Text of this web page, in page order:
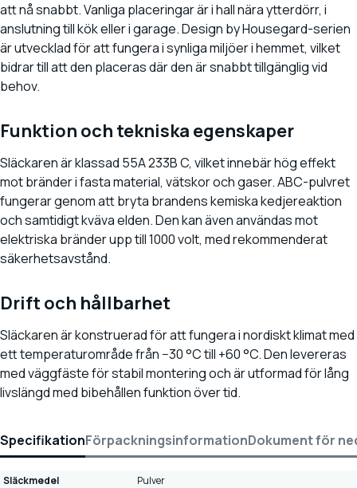
att nå snabbt. Vanliga placeringar är i hall nära ytterdörr, i
anslutning till kök eller i garage. Design by Housegard-serien
är utvecklad för att fungera i synliga miljöer i hemmet, vilket
bidrar till att den placeras där den är snabbt tillgänglig vid
behov.
Funktion och tekniska egenskaper
Släckaren är klassad 55A 233B C, vilket innebär hög effekt
mot bränder i fasta material, vätskor och gaser. ABC-pulvret
fungerar genom att bryta brandens kemiska kedjereaktion
och samtidigt kväva elden. Den kan även användas mot
elektriska bränder upp till 1000 volt, med rekommenderat
säkerhetsavstånd.
Drift och hållbarhet
Släckaren är konstruerad för att fungera i nordiskt klimat med
ett temperaturområde från −30 °C till +60 °C. Den levereras
med väggfäste för stabil montering och är utformad för lång
livslängd med bibehållen funktion över tid.
SpecifikationFörpackningsinformationDokument för
Släckmedel
Pulver